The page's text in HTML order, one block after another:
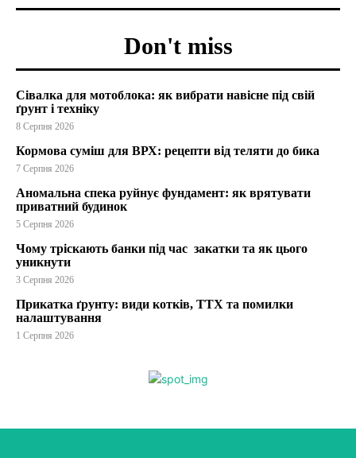
Don't miss
Сівалка для мотоблока: як вибрати навісне під свій
ґрунт і техніку
8 Серпня 2026
Кормова суміш для ВРХ: рецепти від теляти до бика
7 Серпня 2026
Аномальна спека руйнує фундамент: як врятувати
приватний будинок
5 Серпня 2026
Чому тріскають банки під час закатки та як цього
уникнути
3 Серпня 2026
Прикатка ґрунту: види котків, ТТХ та помилки
налаштування
1 Серпня 2026